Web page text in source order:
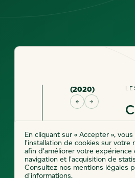
(2020)
En cliquant sur « Accepter »,
l'installation de cookies sur votre
afin d'améliorer votre expérience
navigation et l'acquisition de
Consultez nos mentions légales
d'informations.